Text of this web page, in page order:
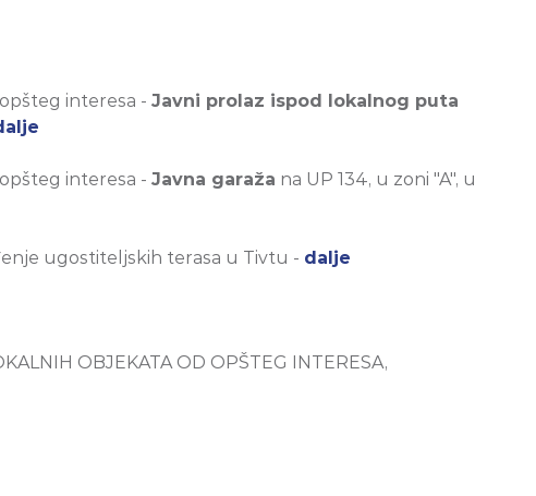
interesa - Javni prolaz ispod lokalnog puta
interesa - Javna garaža na UP 134, u zoni "A", u
ugostiteljskih terasa u Tivtu - dalje
OBJEKATA OD OPŠTEG INTERESA,